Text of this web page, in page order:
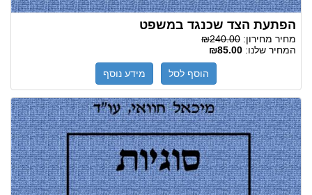
הפתעת הצד שכנגד במשפט
מחיר מחירון: ₪240.00
המחיר שלנו: ₪85.00
הוסף לסל מידע נוסף